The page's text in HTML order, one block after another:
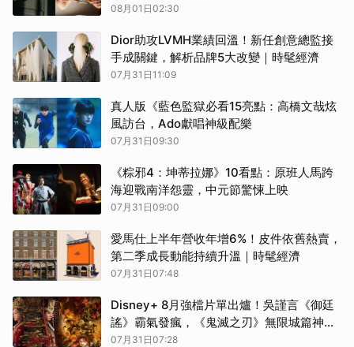
08月01日02:30
Dior助攻LVMH業績回溫！新任創意總監接
手成關鍵，解析品牌5大改變｜時髦經濟
07月31日11:09
真人版《藍色監獄必看15亮點：高橋文哉炫
風訪台，Ado獻唱神級配樂
07月31日09:30
《粽邪4：坤蒂拉娜》10看點：原班人馬跨
海迎戰南洋怨靈，中元節驚悚上映
07月31日09:00
愛馬仕上半年營收年增6%！皮件依舊熱賣，
第二季成長動能持續升溫｜時髦經濟
07月31日07:48
Disney+ 8月強檔片單出爐！吳謹言《御廷
謠》霸氣發瘋，《鬼滅之刃》無限城篇神作
登陸
07月31日07:28